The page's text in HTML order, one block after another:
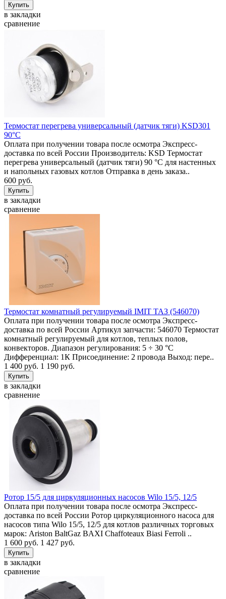
в закладки
сравнение
Термостат перегрева универсальный (датчик тяги) KSD301
90°C
Оплата при получении товара после осмотра Экспресс-
доставка по всей России Производитель: KSD Термостат
перегрева универсальный (датчик тяги) 90 °C для настенных
и напольных газовых котлов Отправка в день заказа..
600 руб.
в закладки
сравнение
Термостат комнатный регулируемый IMIT ТАЗ (546070)
Оплата при получении товара после осмотра Экспресс-
доставка по всей России Артикул запчасти: 546070 Термостат
комнатный регулируемый для котлов, теплых полов,
конвекторов. Диапазон регулирования: 5 ÷ 30 °C
Дифференциал: 1К Присоединение: 2 провода Выход: пере..
1 400 руб. 1 190 руб.
в закладки
сравнение
Ротор 15/5 для циркуляционных насосов Wilo 15/5, 12/5
Оплата при получении товара после осмотра Экспресс-
доставка по всей России Ротор циркуляционного насоса для
насосов типа Wilo 15/5, 12/5 для котлов различных торговых
марок: Ariston BaltGaz BAXI Chaffoteaux Biasi Ferroli ..
1 600 руб. 1 427 руб.
в закладки
сравнение